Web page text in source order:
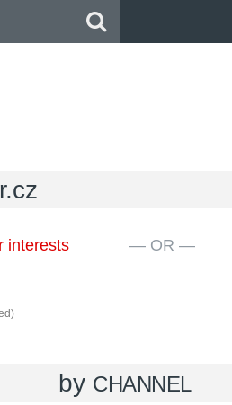
interests — OR —
by CHANNEL
Pull down to refresh..